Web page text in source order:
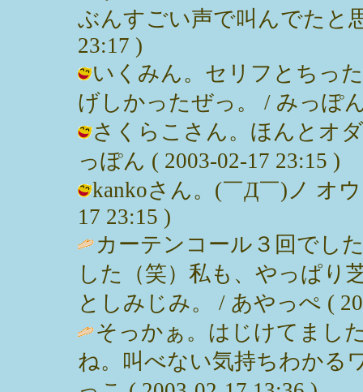
ぶんすごい声で叫んでたと
23:17 )
いくみん。セリフとちっ
げしかったぜっ。 / みっぽ
さくらこさん。ほんとオ
っぽん ( 2003-02-17 23:15 )
kankoさん。(￣Д￣)ノ オ
17 23:15 )
カーテンコール３回でし
した（笑）私も、やっぱり
としみじみ。 / あやっぺ (
そっかぁ。はじけてまし
ね。叫べない気持ちわかる